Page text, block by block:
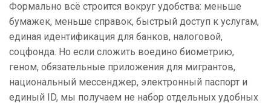
Формально всё строится вокруг удобства: меньше
бумажек, меньше справок, быстрый доступ к услугам,
единая идентификация для банков, налоговой,
соцфонда. Но если сложить воедино биометрию,
геном, обязательные приложения для мигрантов,
национальный мессенджер, электронный паспорт и
единый ID, мы получаем не набор отдельных удобных